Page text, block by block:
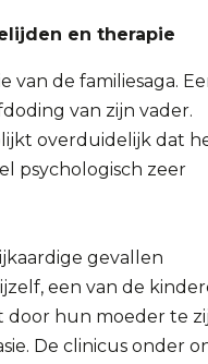
en therapie
van de familiesaga.
van zijn vader.
overduidelijk dat
psychologisch zeer
gevallen
een van de
hun moeder te
De clinicus onder